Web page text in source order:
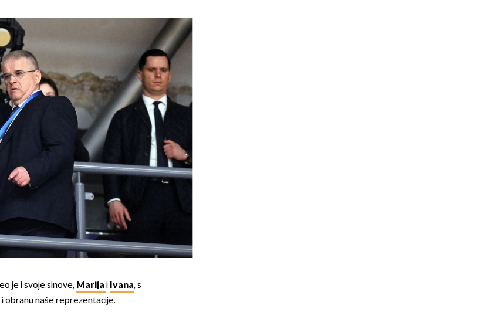
je i svoje sinove, Marija i Ivana, s
obranu naše reprezentacije.
OMOGUĆI OBAVIJESTI